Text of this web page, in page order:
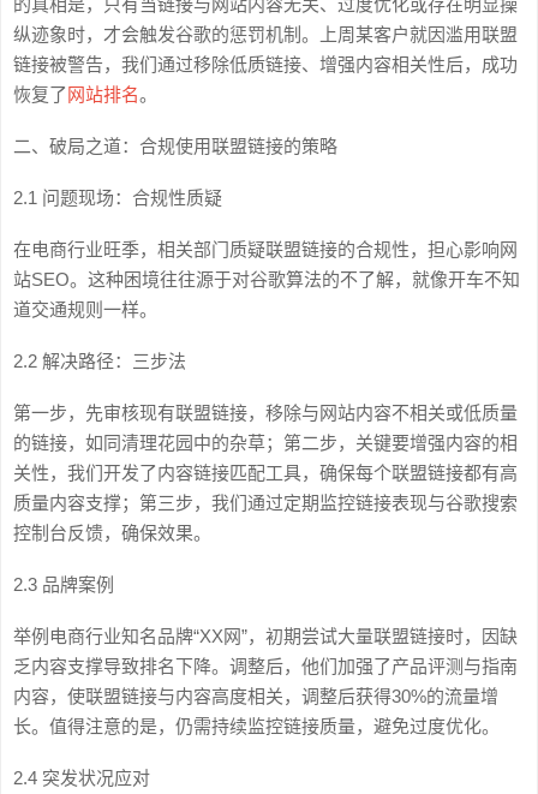
的真相是，只有当链接与网站内容无关、过度优化或存在明显操
纵迹象时，才会触发谷歌的惩罚机制。上周某客户就因滥用联盟
链接被警告，我们通过移除低质链接、增强内容相关性后，成功
恢复了 网站排名。
二、破局之道：合规使用联盟链接的策略
2.1 问题现场：合规性质疑
在电商行业旺季，相关部门质疑联盟链接的合规性，担心影响网
站SEO。这种困境往往源于对谷歌算法的不了解，就像开车不知
道交通规则一样。
2.2 解决路径：三步法
第一步，先审核现有联盟链接，移除与网站内容不相关或低质量
的链接，如同清理花园中的杂草；第二步，关键要增强内容的相
关性，我们开发了内容链接匹配工具，确保每个联盟链接都有高
质量内容支撑；第三步，我们通过定期监控链接表现与谷歌搜索
控制台反馈，确保效果。
2.3 品牌案例
举例电商行业知名品牌“XX网”，初期尝试大量联盟链接时，因缺
乏内容支撑导致排名下降。调整后，他们加强了产品评测与指南
内容，使联盟链接与内容高度相关，调整后获得30%的流量增
长。值得注意的是，仍需持续监控链接质量，避免过度优化。
2.4 突发状况应对